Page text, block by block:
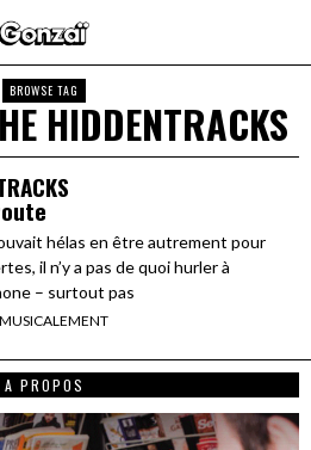
BROWSE TAG
HIDDENTRACKS
hélas en être autrement pour
il n’y a pas de quoi hurler à
– surtout pas
MUSICALEMENT
A PROPOS